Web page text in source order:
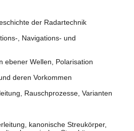
der Radartechnik
, Navigations- und
ebener Wellen, Polarisation
deren Vorkommen
Rauschprozesse, Varianten
kanonische Streukörper,